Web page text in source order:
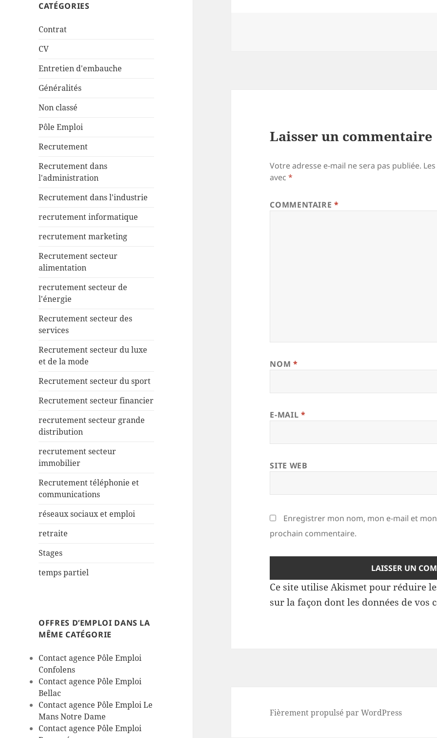
CATÉGORIES
Contrat
CV
Entretien d'embauche
Généralités
Non classé
Pôle Emploi
Recrutement
Recrutement dans
l'administration
Recrutement dans l'industrie
recrutement informatique
recrutement marketing
Recrutement secteur
alimentation
recrutement secteur de
l'énergie
Recrutement secteur des
services
Recrutement secteur du luxe
et de la mode
Recrutement secteur du sport
Recrutement secteur financier
recrutement secteur grande
distribution
recrutement secteur
immobilier
Recrutement téléphonie et
communications
réseaux sociaux et emploi
retraite
Stages
temps partiel
OFFRES D’EMPLOI DANS LA
MÊME CATÉGORIE
Contact agence Pôle Emploi
Confolens
Contact agence Pôle Emploi
Bellac
Contact agence Pôle Emploi Le
Mans Notre Dame
Contact agence Pôle Emploi
Laisser un commentaire
Votre adresse e-mail ne sera pas publiée.
avec*
COMMENTAIRE*
NOM *
E-MAIL *
SITE WEB
Enregistrer mon nom, mon e-mail et
prochain commentaire.
Ce site utilise Akismet pour réduire
sur la façon dont les données de vos
Fièrement propulsé par WordPress